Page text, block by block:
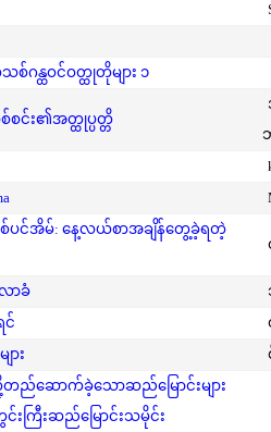
ဂန္ထဝင်ဝတ္ထုတိုများ ၁
စင်း၏အတ္ထုပ္ပတ္တိ
ပင်အိမ်: နေ့လယ်စာအချိန်တွေ့ခဲ့ရတဲ့
ာခံ
င်
ား
တို့တည်ဆောက်ခဲ့သောဆည်မြောင်းများ
းကြီးဆည်မြောင်းသမိုင်း